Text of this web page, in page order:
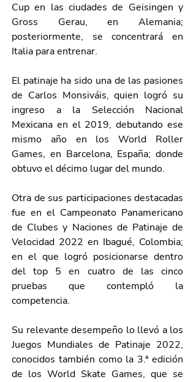
Cup en las ciudades de Geisingen y
Gross Gerau, en Alemania;
posteriormente, se concentrará en
Italia para entrenar.
El patinaje ha sido una de las pasiones
de Carlos Monsiváis, quien logró su
ingreso a la Selección Nacional
Mexicana en el 2019, debutando ese
mismo año en los World Roller
Games, en Barcelona, España; donde
obtuvo el décimo lugar del mundo.
Otra de sus participaciones destacadas
fue en el Campeonato Panamericano
de Clubes y Naciones de Patinaje de
Velocidad 2022 en Ibagué, Colombia;
en el que logró posicionarse dentro
del top 5 en cuatro de las cinco
pruebas que contempló la
competencia.
Su relevante desempeño lo llevó a los
Juegos Mundiales de Patinaje 2022,
conocidos también como la 3.ª edición
de los World Skate Games, que se